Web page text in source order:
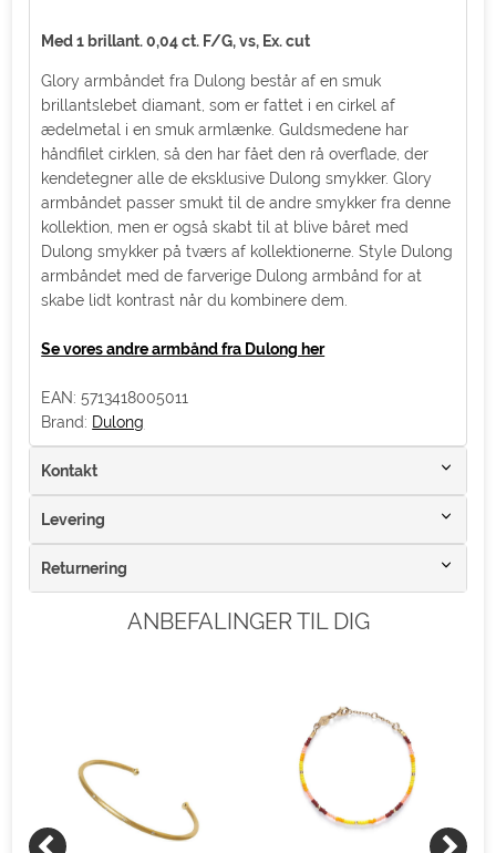
Med 1 brillant. 0,04 ct. F/G, vs, Ex. cut
Glory armbåndet fra Dulong består af en smuk
brillantslebet diamant, som er fattet i en cirkel af
ædelmetal i en smuk armlænke. Guldsmedene har
håndfilet cirklen, så den har fået den rå overflade, der
kendetegner alle de eksklusive Dulong smykker. Glory
armbåndet passer smukt til de andre smykker fra denne
kollektion, men er også skabt til at blive båret med
Dulong smykker på tværs af kollektionerne. Style Dulong
armbåndet med de farverige Dulong armbånd for at
skabe lidt kontrast når du kombinere dem.
Se vores andre armbånd fra Dulong her
EAN: 5713418005011
Brand: Dulong
Kontakt
Levering
Returnering
ANBEFALINGER TIL DIG